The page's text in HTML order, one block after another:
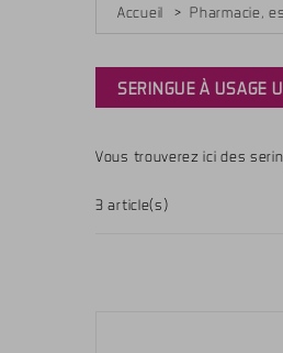
Accueil > Pharmacie,
SERINGUE À USAGE
Vous trouverez ici des
3 article(s)